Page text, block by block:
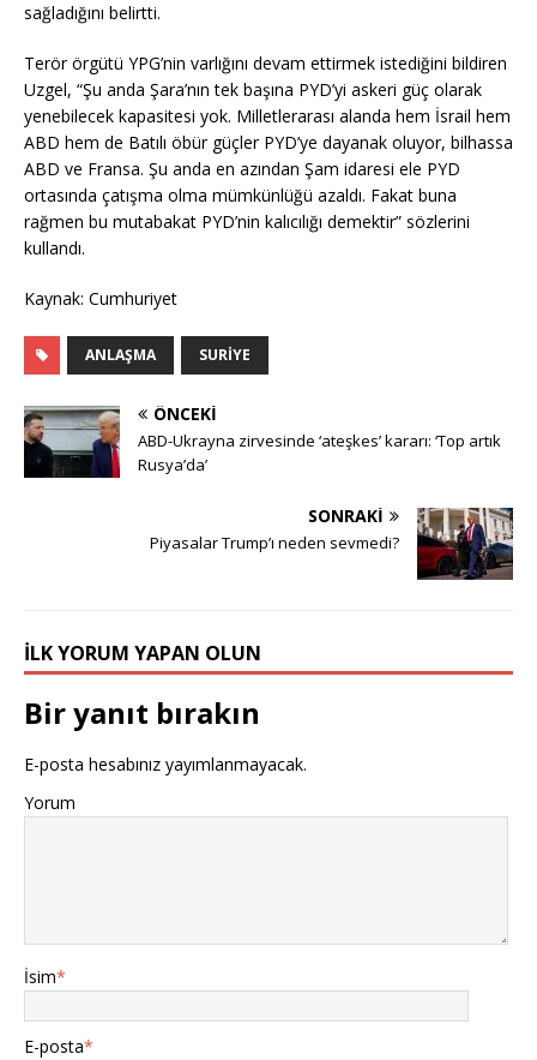
sağladığını belirtti.
Terör örgütü YPG’nin varlığını devam ettirmek istediğini bildiren
Uzgel, “Şu anda Şara’nın tek başına PYD’yi askeri güç olarak
yenebilecek kapasitesi yok. Milletlerarası alanda hem İsrail hem
ABD hem de Batılı öbür güçler PYD’ye dayanak oluyor, bilhassa
ABD ve Fransa. Şu anda en azından Şam idaresi ele PYD
ortasında çatışma olma mümkünlüğü azaldı. Fakat buna
rağmen bu mutabakat PYD’nin kalıcılığı demektir” sözlerini
kullandı.
Kaynak: Cumhuriyet
ANLAŞMA SURIYE
ÖNCEKI
ABD-Ukrayna zirvesinde ‘ateşkes’ kararı: ‘Top artık
Rusya’da’
SONRAKI
Piyasalar Trump’ı neden sevmedi?
İLK YORUM YAPAN OLUN
Bir yanıt bırakın
E-posta hesabınız yayımlanmayacak.
Yorum
İsim*
E-posta*